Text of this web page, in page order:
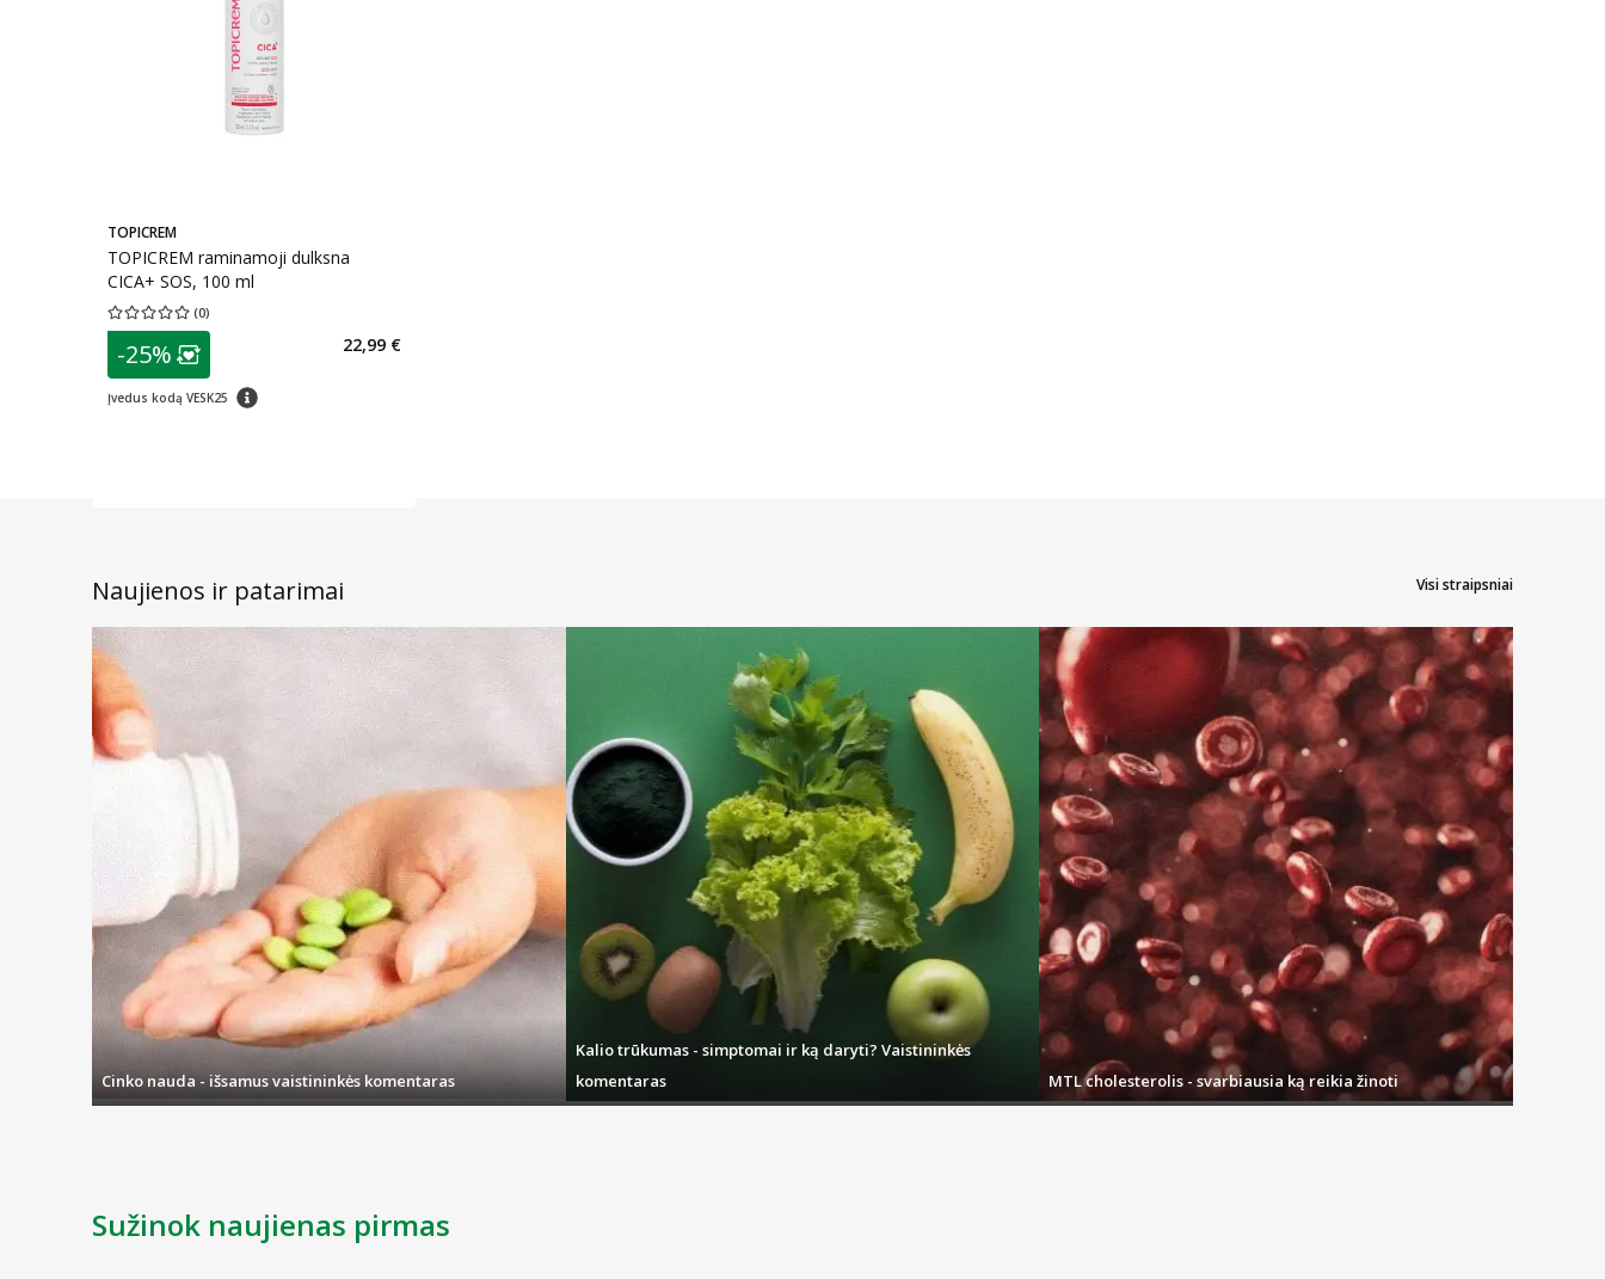
TOPICREM
TOPICREM raminamoji dulksna
CICA+ SOS, 100 ml
(0)
Vidutinis įvertinimas 0.00
patarimas
Lojalumo klubo narių nuolaida
-25%
Įvedus kodą VESK25 patarimas
22,99 €
Naujienos ir patarimai Visi straipsniai
Cinko nauda - išsamus vaistininkės komentaras
Kalio trūkumas - simptomai ir ką daryti? Vaistininkės
komentaras
MTL cholesterolis - svarbiausia ką reikia žinoti
Sužinok naujienas pirmas